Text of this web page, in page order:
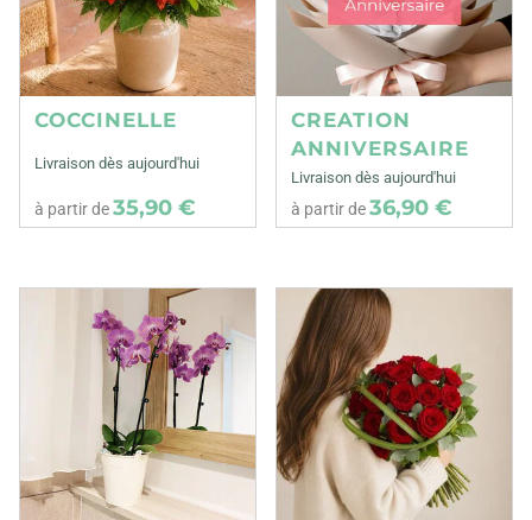
COCCINELLE
Livraison dès aujourd'hui
à partir de35,90 €
CREATION
ANNIVERSAIRE
Livraison dès aujourd'hui
à partir de36,90 €